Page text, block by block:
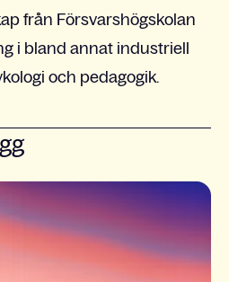
från Försvarshögskolan
i bland annat industriell
och pedagogik.